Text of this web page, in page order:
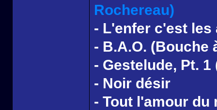
Rochereau)
- L'enfer c'est les
- B.A.O. (Bouche
- Gestelude, Pt. 1
- Noir désir
- Tout l'amour du